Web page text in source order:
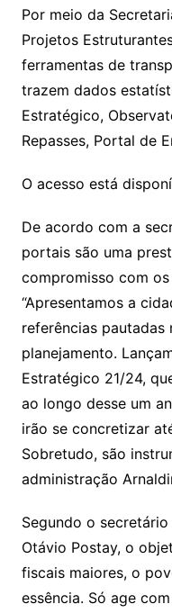
Por meio da
Projetos
ferramentas de
trazem dados
Estratégico,
Repasses, Portal de
O acesso está
De acordo com a
portais são uma
compromisso com
“Apresentamos a
referências pautadas
planejamento.
Estratégico 21/24,
ao longo desse um
irão se concretizar
Sobretudo, são
administração
Segundo o
Otávio Postay, o
fiscais maiores, o
essência. Só age